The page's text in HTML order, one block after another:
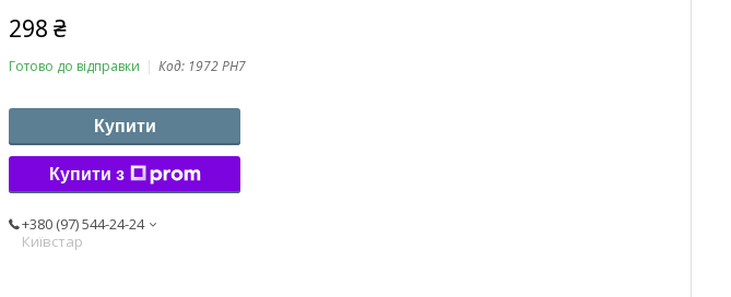
298 ₴
Готово до відправки Код: 1972 PH7
Купити
Купити з
+380 (97) 544-24-24
Київстар